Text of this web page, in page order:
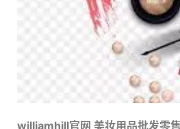
williamhill官网 美妆用品批发零售